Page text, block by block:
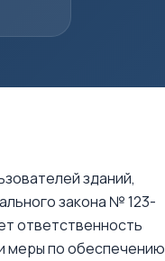
зданий,
закона № 123-
ответственность
меры по обеспечению